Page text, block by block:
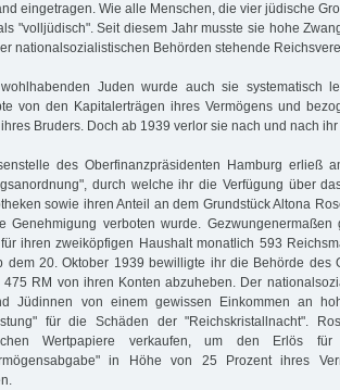
eingetragen. Wie alle Menschen, die vier jüdische
"volljüdisch". Seit diesem Jahr musste sie hohe
nationalsozialistischen Behörden stehende
Juden wurde auch sie systematisch
von den Kapitalerträgen ihres Vermögens und
Bruders. Doch ab 1939 verlor sie nach und nach
des Oberfinanzpräsidenten Hamburg erließ
durch welche ihr die Verfügung über
sowie ihren Anteil an dem Grundstück Altona
Genehmigung verboten wurde.
ihren zweiköpfigen Haushalt monatlich 593
dem 20. Oktober 1939 bewilligte ihr die Behörde des
475 RM von ihren Konten abzuheben. Der
Jüdinnen von einem gewissen Einkommen an
für die Schäden der "Reichskristallnacht".
Wertpapiere verkaufen, um den Erlös
in Höhe von 25 Prozent ihres